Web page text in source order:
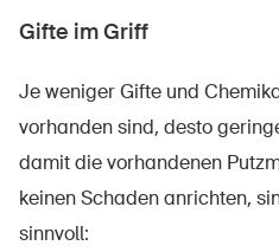
Gifte im Griff
Je weniger Gifte und
vorhanden sind, desto
damit die vorhandenen
keinen Schaden anrichten,
sinnvoll: